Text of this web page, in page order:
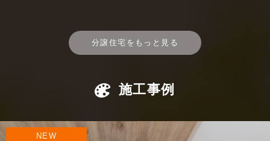
分譲住宅をもっと見る
施工事例
NEW